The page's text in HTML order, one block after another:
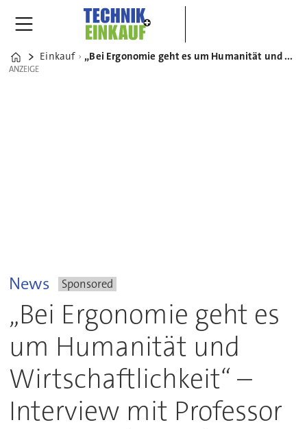
Home
Einkauf „Bei Ergonomie geht es um Humanität und Wirtschaftlichkeit“ – Interview mit Professor Martin Schmauder
ANZEIGE
ANZEIGE
News Sponsored
„Bei Ergonomie geht es
um Humanität und
Wirtschaftlichkeit“ –
Interview mit Professor